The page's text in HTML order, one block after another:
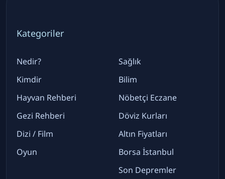
Kategoriler
Nedir?
Kimdir
Hayvan Rehberi
Gezi Rehberi
Dizi / Film
Oyun
Sağlık
Bilim
Nöbetçi Eczane
Döviz Kurları
Altın Fiyatları
Borsa İstanbul
Son Depremler